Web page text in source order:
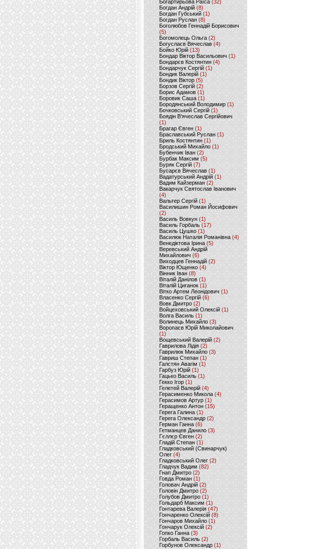
Богартирьова Раїса (32)
Богдан Андрій(8)
Богдан Губський (1)
Богдан Руслан(8)
Боголюбов Геннадій Борисович
(5)
Богомолець Ольга (2)
Богуслаєв Вячеслав (4)
Бойко Юрій (13)
Бондар Віктор Васильович (1)
Бондарєв Костянтин (4)
Бондарчук Сергій(1)
Бондик Валерій (1)
Бондик Віктор(5)
Борзов Сергiй (2)
Борис Адамов(1)
Боровик Саша (1)
Бородянський Володимир (1)
Бочковський Сергій (1)
Боядін В'ячеслав Сергійович
(1)
Брагар Євген (1)
Браславський Руслан (1)
Бриль Костянтин (1)
Бродський Михайло (1)
Бубенчик Іван(2)
Бурбак Максим (5)
Буряк Сергій (7)
Бусарєв Вячеслав (1)
Вадатурський Андрій (1)
Вадим Кайзерман (2)
Вакарчук Святослав Іванович
(4)
Вальтер Сергій (1)
Василишин Роман Йосифович
(2)
Василь Вовкун (1)
Василь Горбаль (17)
Василь Цушко (1)
Василюк Наталія Романівна (4)
Венедіктова Ірина(5)
Веревський Андрій
Михайлович (6)
Виходцев Геннадій (2)
Віктор Ющенко (4)
Вінник Іван (8)
Віталій Данілов (1)
Віталій Циганок (1)
Вітко Артем Леонідович(1)
Власенко Сергій (6)
Вовк Дмитро(2)
Войцеховський Олексій(1)
Волга Василь (1)
Волинець Михайло (3)
Воропаєв Юрій Миколайович
(1)
Вощевський Валерій(2)
Гаврилова Лідія (2)
Гаврилюк Михайло (3)
Гавриш Степан (1)
Галстян Авагім (1)
Гарбуз Юрій (1)
Гацько Василь (1)
Гекко Ігор(1)
Гелетей Валерій (4)
Герасименко Микола (4)
Герасимов Артур (1)
Геращенко Антон(15)
Герега Галина (1)
Герега Олександр (2)
Герман Ганна (6)
Гетманцев Данило (3)
Гєллєр Євген (2)
Гладій Степан(1)
Гладковський (Свинарчук)
Олег (4)
Гладковський Олег (2)
Гладчук Вадим (82)
Гнап Дмитро (2)
Говда Роман(1)
Головач Андрій (2)
Головін Дмитро (2)
Голубов Дмитро (1)
Гольдарб Максим(1)
Гонтарева Валерія (47)
Гончаренко Олексій(8)
Гончаров Михайло (1)
Гончарук Олексій (2)
Гопко Ганна (3)
Горбаль Василь (2)
Горбунов Олександр (1)